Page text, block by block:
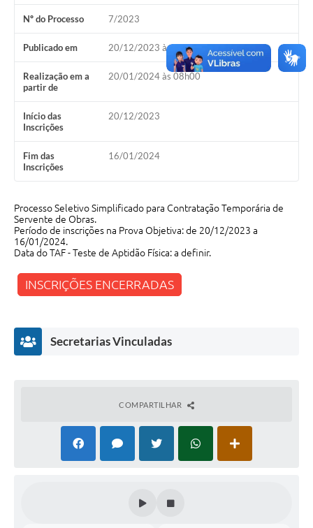
MROSC - Parcerias
Turismo
Notícias
Contratos
Legislação
Termos de Uso & Política de Privacidade
Nº do Processo 7/2023
Publicado em 20/12/2023 às 08h00
Realização em a
partir de
20/01/2024 às 08h00
Início das
Inscrições
20/12/2023
Fim das
Inscrições
16/01/2024
Processo Seletivo Simplificado para Contratação Temporária de
Servente de Obras.
Período de inscrições na Prova Objetiva: de 20/12/2023 a
16/01/2024.
Data do TAF - Teste de Aptidão Física: a definir.
INSCRIÇÕES ENCERRADAS
Secretarias Vinculadas
COMPARTILHAR